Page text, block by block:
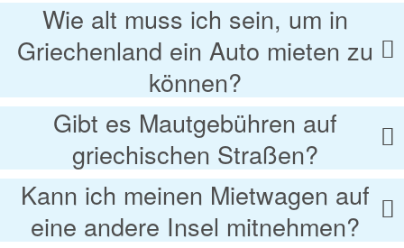
Wie alt muss ich sein, um in
Griechenland ein Auto mieten zu
können?
Gibt es Mautgebühren auf
griechischen Straßen?
Kann ich meinen Mietwagen auf
eine andere Insel mitnehmen?